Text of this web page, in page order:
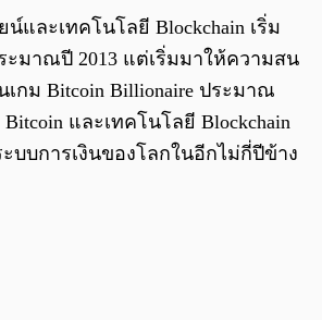
และเทคโนโลยี Blockchain เริ่ม
ะมาณปี 2013 แต่เริ่มมาให้ความสน
เกม Bitcoin Billionaire ประมาณ
และเทคโนโลยี Blockchain
บบการเงินของโลกในอีกไม่กี่ปีข้าง